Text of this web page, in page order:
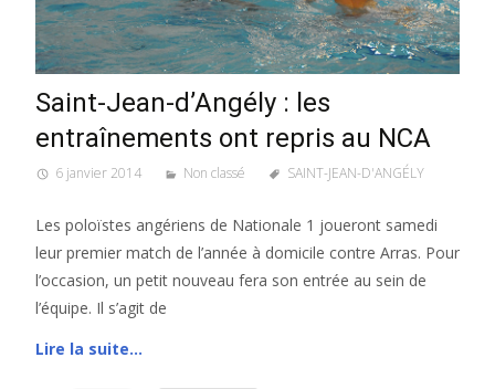
Saint-Jean-d’Angély : les
entraînements ont repris au NCA
6 janvier 2014 Non classé SAINT-JEAN-D'ANGÉLY
Les poloïstes angériens de Nationale 1 joueront samedi
leur premier match de l’année à domicile contre Arras. Pour
l’occasion, un petit nouveau fera son entrée au sein de
l’équipe. Il s’agit de
Lire la suite…